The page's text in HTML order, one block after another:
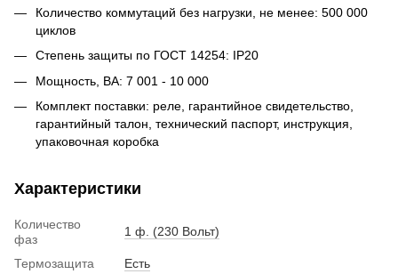
Количество коммутаций без нагрузки, не менее: 500 000
циклов
Степень защиты по ГОСТ 14254: IP20
Мощность, ВА: 7 001 - 10 000
Комплект поставки: реле, гарантийное свидетельство,
гарантийный талон, технический паспорт, инструкция,
упаковочная коробка
Характеристики
Количество
фаз
1 ф. (230 Вольт)
Термозащита
Есть